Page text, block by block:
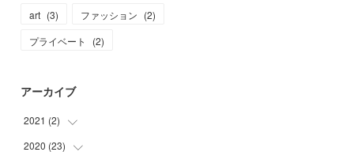
art (3) ファッション (2)
プライベート
(2)
アーカイブ
2021 (2)
(2
2020 (23)